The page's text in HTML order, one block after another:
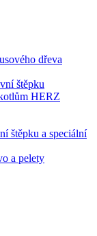
dřeva
štěpku
HERZ
štěpku a speciální
a pelety